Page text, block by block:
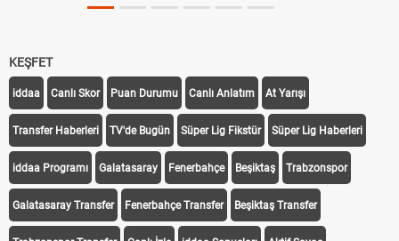
KEŞFET
iddaa Canlı Skor Puan Durumu Canlı Anlatım At Yarışı
Transfer Haberleri TV'de Bugün Süper Lig Fikstür Süper Lig Haberleri
iddaa Programı Galatasaray Fenerbahçe Beşiktaş Trabzonspor
Galatasaray Transfer Fenerbahçe Transfer Beşiktaş Transfer